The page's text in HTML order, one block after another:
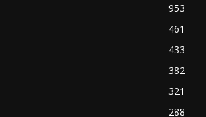
953
461
433
382
321
288